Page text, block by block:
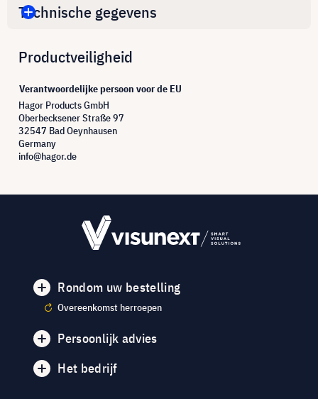
Technische gegevens
Productveiligheid
Verantwoordelijke persoon voor de EU
Hagor Products GmbH
Oberbecksener Straße 97
32547 Bad Oeynhausen
Germany
info@hagor.de
Rondom uw bestelling
Overeenkomst herroepen
Persoonlijk advies
Het bedrijf